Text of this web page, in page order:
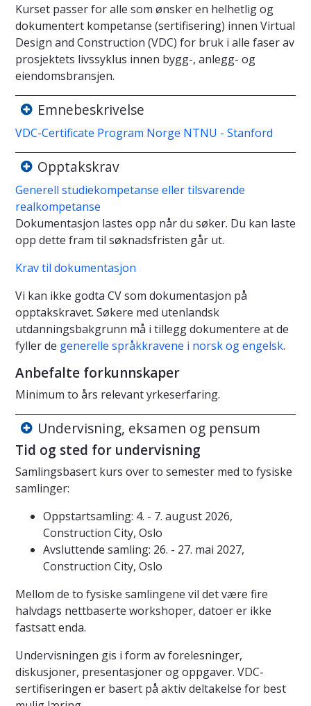
Kurset passer for alle som ønsker en helhetlig og
dokumentert kompetanse (sertifisering) innen Virtual
Design and Construction (VDC) for bruk i alle faser av
prosjektets livssyklus innen bygg-, anlegg- og
eiendomsbransjen.
Emnebeskrivelse
VDC-Certificate Program Norge NTNU - Stanford
Opptakskrav
Generell studiekompetanse eller tilsvarende
realkompetanse
Dokumentasjon lastes opp når du søker. Du kan laste
opp dette fram til søknadsfristen går ut.
Krav til dokumentasjon
Vi kan ikke godta CV som dokumentasjon på
opptakskravet. Søkere med utenlandsk
utdanningsbakgrunn må i tillegg dokumentere at de
fyller de generelle språkkravene i norsk og engelsk.
Anbefalte forkunnskaper
Minimum to års relevant yrkeserfaring.
Undervisning, eksamen og pensum
Tid og sted for undervisning
Samlingsbasert kurs over to semester med to fysiske
samlinger:
Oppstartsamling: 4. - 7. august 2026,
Construction City, Oslo
Avsluttende samling: 26. - 27. mai 2027,
Construction City, Oslo
Mellom de to fysiske samlingene vil det være fire
halvdags nettbaserte workshoper, datoer er ikke
fastsatt enda.
Undervisningen gis i form av forelesninger,
diskusjoner, presentasjoner og oppgaver. VDC-
sertifiseringen er basert på aktiv deltakelse for best